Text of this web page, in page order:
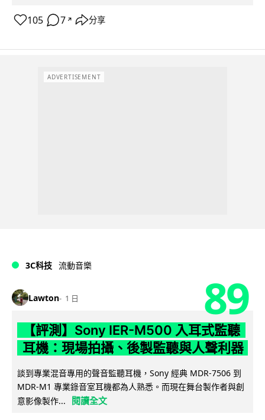
105 7 ↗ 分享
ADVERTISEMENT
3C科技 流動音樂
Lawton 1 日 89
【評測】Sony IER-M500 入耳式監聽
耳機：現場拍攝、後製監聽與人聲利器
談到專業混音專用的聲音監聽耳機，Sony 經典 MDR-7506 到
MDR-M1 專業錄音室耳機都為人熟悉。而現在舞台製作者與創
意影像製作...
閱讀全文